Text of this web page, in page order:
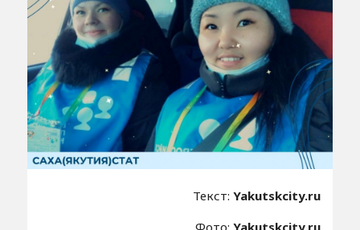
Текст:Yakutskcity.ru